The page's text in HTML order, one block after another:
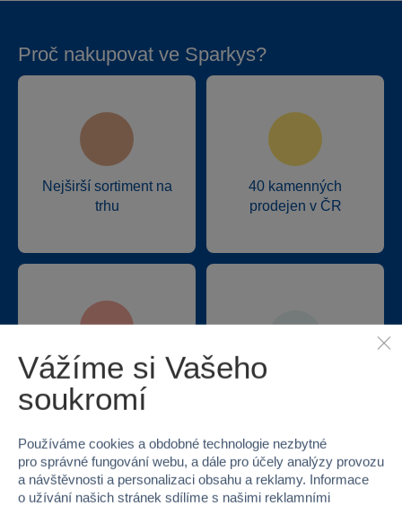
Proč nakupovat ve Sparkys?
Nejširší sortiment na
trhu
40 kamenných
prodejen v ČR
Doprava zdarma při
odběru na prodejnách
Vážíme si Vašeho
soukromí
Používáme cookies a obdobné technologie nezbytné
pro správné fungování webu, a dále pro účely analýzy provozu
a návštěvnosti a personalizaci obsahu a reklamy. Informace
o užívání našich stránek sdílíme s našimi reklamními